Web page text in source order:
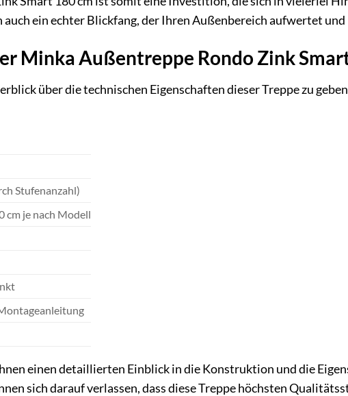
ein echter Blickfang, der Ihren Außenbereich aufwertet
Minka Außentreppe Rondo Zink
über die technischen Eigenschaften dieser Treppe zu
Stufenanzahl)
cm je nach Modell
einen detaillierten Einblick in die Konstruktion und die
sich darauf verlassen, dass diese Treppe höchsten